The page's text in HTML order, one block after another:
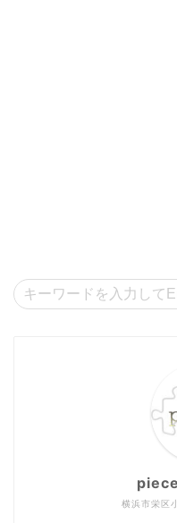
横浜市栄区